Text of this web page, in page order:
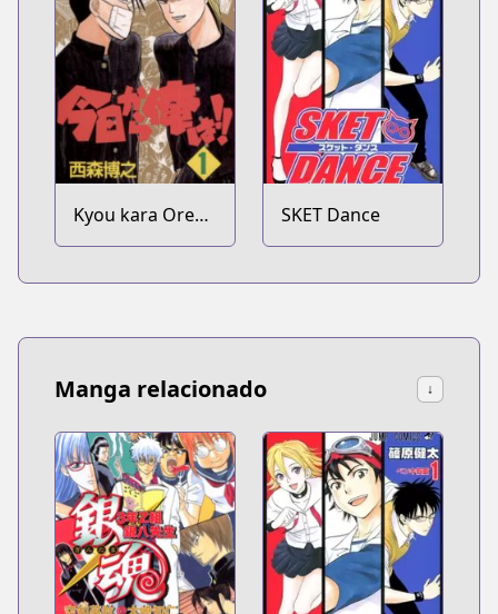
Kyou kara Ore
wa!!
SKET Dance
Manga relacionado ↓